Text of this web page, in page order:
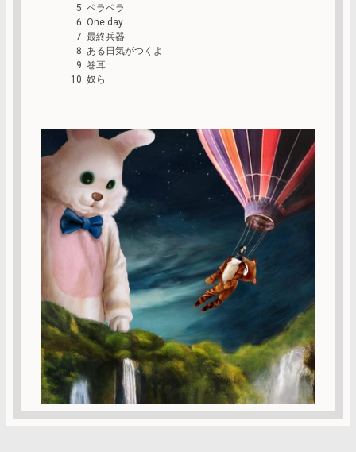
ペラペラ
One day
最終兵器
ある日気がつくよ
巻耳
奴ら